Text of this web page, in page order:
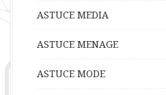
ASTUCE MEDIA
ASTUCE MENAGE
ASTUCE MODE